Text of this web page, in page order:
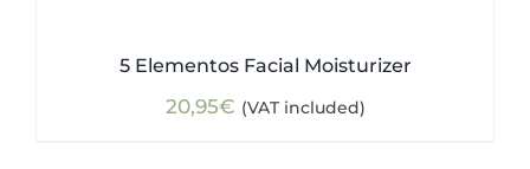
5 Elementos Facial Moisturizer
20,95€ (VAT included)